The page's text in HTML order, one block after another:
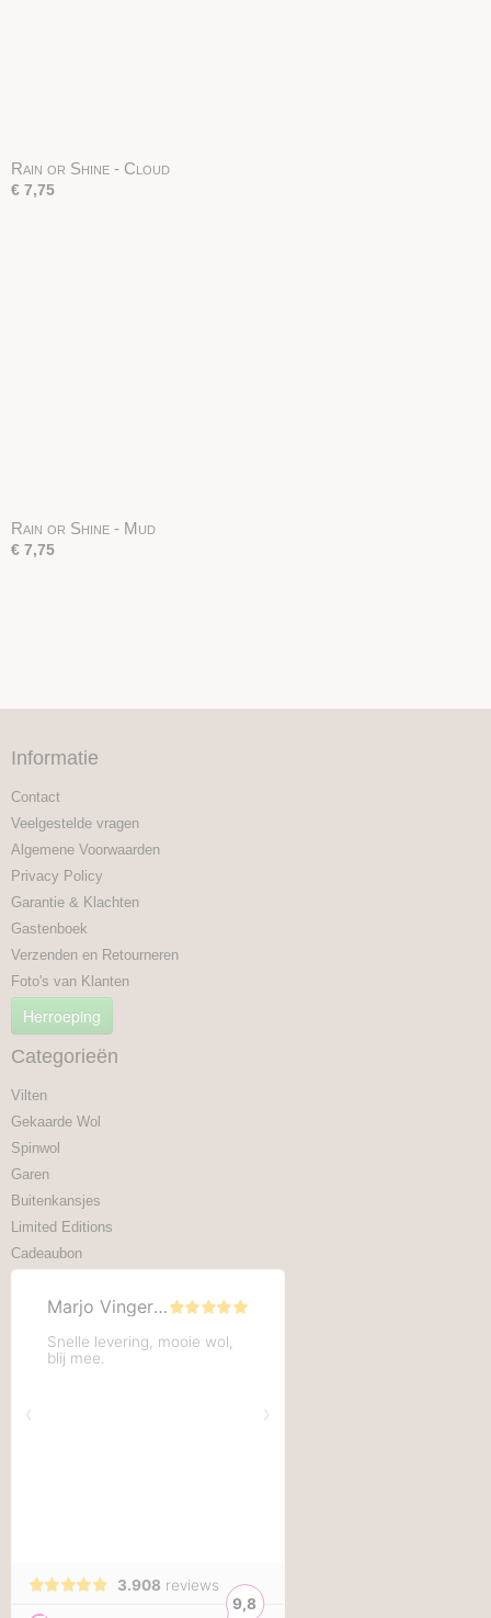
Rain or Shine - Cloud
€ 7,75
Rain or Shine - Mud
€ 7,75
Informatie
Contact
Veelgestelde vragen
Algemene Voorwaarden
Privacy Policy
Garantie & Klachten
Gastenboek
Verzenden en Retourneren
Foto's van Klanten
Herroeping
Categorieën
Vilten
Gekaarde Wol
Spinwol
Garen
Buitenkansjes
Limited Editions
Cadeaubon